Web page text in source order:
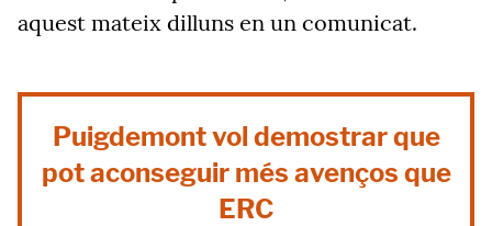
aquest mateix dilluns en un comunicat.
Puigdemont vol demostrar que
pot aconseguir més avenços que
ERC